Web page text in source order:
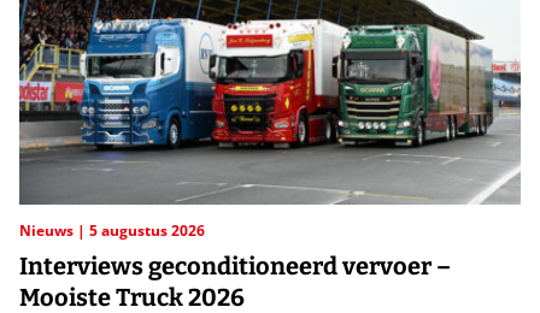
Nieuws 5 augustus 2026
Interviews geconditioneerd vervoer –
Mooiste Truck 2026